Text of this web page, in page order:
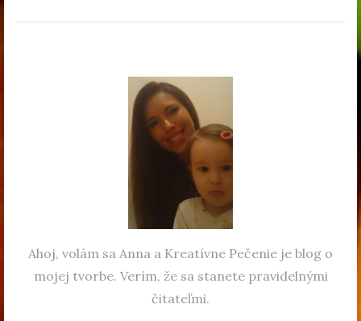
Ahoj, volám sa Anna a Kreatívne Pečenie je blog o
mojej tvorbe. Verím, že sa stanete pravidelnými
čitateľmi.